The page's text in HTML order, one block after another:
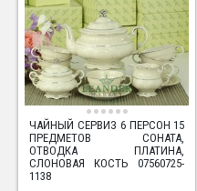
ЧАЙНЫЙ СЕРВИЗ 6 ПЕРСОН 15
ПРЕДМЕТОВ СОНАТА,
ОТВОДКА ПЛАТИНА,
СЛОНОВАЯ КОСТЬ 07560725-
1138